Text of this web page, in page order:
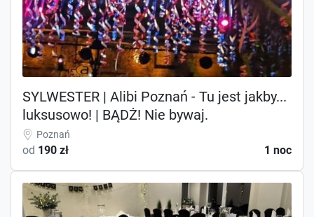
SYLWESTER | Alibi Poznań - Tu jest jakby...
luksusowo! | BĄDŻ! Nie bywaj.
Poznań
od 190 zł 1 noc